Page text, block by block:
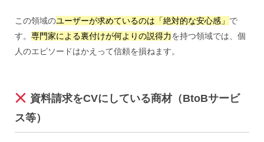
この領域のユーザーが求めているのは「絶対的な安心感」 で
す。 専門家による裏付けが何よりの説得力を持つ領域では、個
人のエピソードはかえって信頼を損ねます。
資料請求をCVにしている商材（BtoBサービ
ス等）